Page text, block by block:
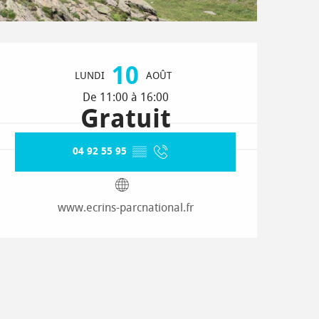
et coordonnées
LUNDI 10 AOÛT
De 11:00 à 16:00
Gratuit
04 92 55 95 ▒▒
www.ecrins-parcnational.fr